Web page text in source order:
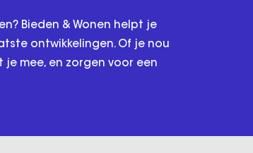
Bieden & Wonen helpt je
ontwikkelingen. Of je nou
mee, en zorgen voor een